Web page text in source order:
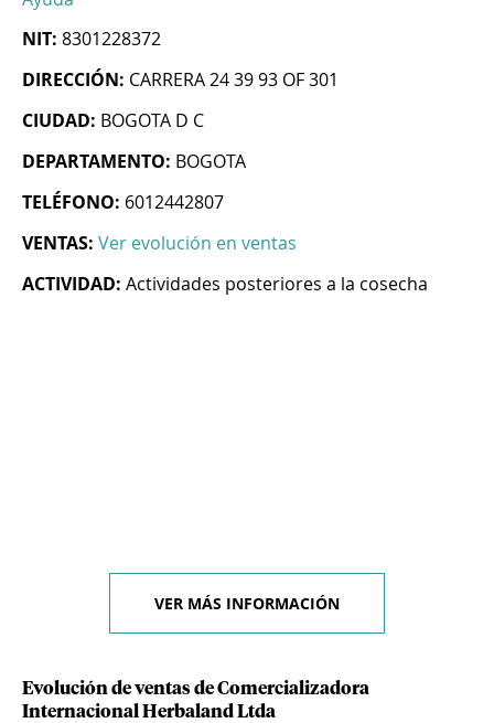
NIT: 8301228372
DIRECCIÓN: CARRERA 24 39 93 OF 301
CIUDAD: BOGOTA D C
DEPARTAMENTO: BOGOTA
TELÉFONO: 6012442807
VENTAS: Ver evolución en ventas
ACTIVIDAD: Actividades posteriores a la cosecha
VER MÁS INFORMACIÓN
Evolución de ventas de Comercializadora
Internacional Herbaland Ltda